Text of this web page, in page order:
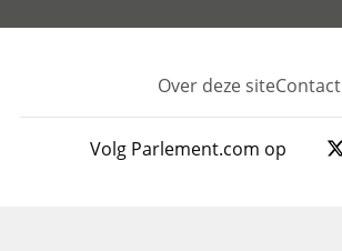
Footer
Over deze siteContact
Volg Parlement.com op